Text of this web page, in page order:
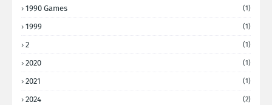
1990 Games (1)
1999 (1)
2 (1)
2020 (1)
2021 (1)
2024 (2)